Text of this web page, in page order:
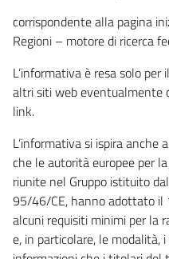
corrispondente alla pagina
Regioni – motore di ricerca
L’informativa è resa solo
altri siti web eventualmente
link.
L’informativa si ispira anche
che le autorità europee per
riunite nel Gruppo istituito
95/46/CE, hanno adottato il
alcuni requisiti minimi per la
e, in particolare, le modalità,